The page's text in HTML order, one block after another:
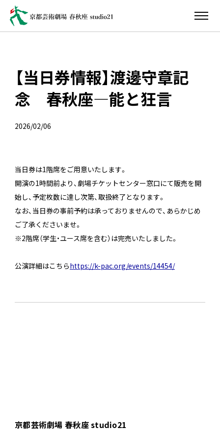
【当日券情報】渡邊守章記
念 春秋座―能と狂言
2026/02/06
当日券は1階席をご用意いたします。
開演の1時間前より、劇場チケットセンター窓口にて販売を開
始し、予定枚数に達し次第、取扱終了となります。
なお、当日券の事前予約は承っておりませんので、あらかじめ
ご了承くださいませ。
※2階席（学生・ユース席を含む）は完売いたしました。
公演詳細はこちらhttps://k-pac.org/events/14454/
京都芸術劇場 春秋座 studio21